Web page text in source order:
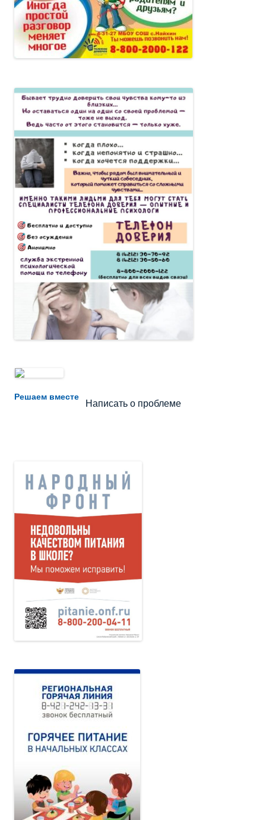
Решаем вместе
Не убран мусор, яма на дороге, не горит фонарь?
Написать о проблеме